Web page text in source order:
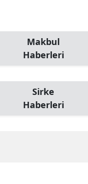
Makbul
Haberleri
Sirke
Haberleri